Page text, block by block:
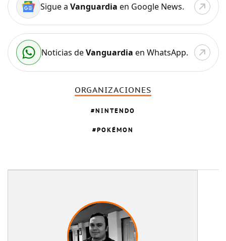
Sigue a Vanguardia en Google News.
Noticias deVanguardia en WhatsApp.
ORGANIZACIONES
NINTENDO
POKÉMON